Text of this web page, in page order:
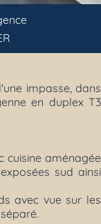
impasse, dans
en duplex T3
cuisine aménagée
sud ainsi
avec vue sur les